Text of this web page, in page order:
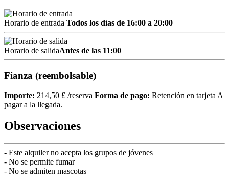
Horario de entrada Todos los días de 16:00 a 20:00
Horario de salidaAntes de las 11:00
Fianza (reembolsable)
Importe: 214,50 £ /reserva Forma de pago: Retención en tarjeta A
pagar a la llegada.
Observaciones
- Este alquiler no acepta los grupos de jóvenes
- No se permite fumar
- No se admiten mascotas